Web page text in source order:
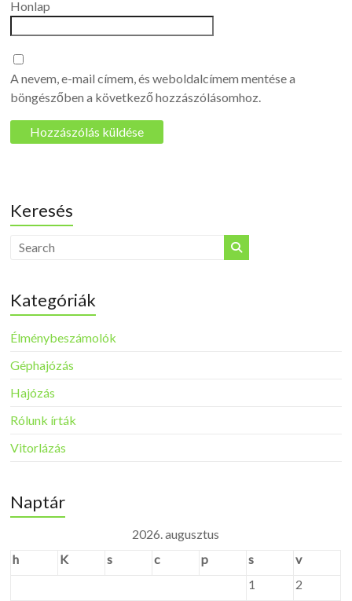
Honlap
A nevem, e-mail címem, és weboldalcímem mentése a
böngészőben a következő hozzászólásomhoz.
Keresés
Kategóriák
Élménybeszámolók
Géphajózás
Hajózás
Rólunk írták
Vitorlázás
Naptár
2026. augusztus
h
K s c p s
v
1
2